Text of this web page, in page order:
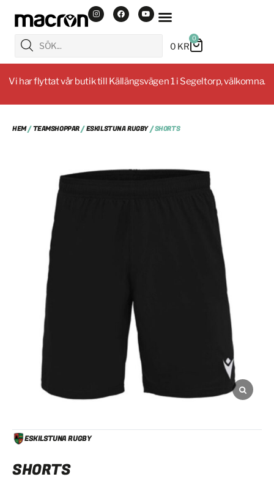
0 KR
0
Vi har flyttat vår butik till Källängsvägen 1 i Segeltorp, välkomna.
HEM/TEAMSHOPPAR/ESKILSTUNA RUGBY/ SHORTS
ESKILSTUNA RUGBY
SHORTS